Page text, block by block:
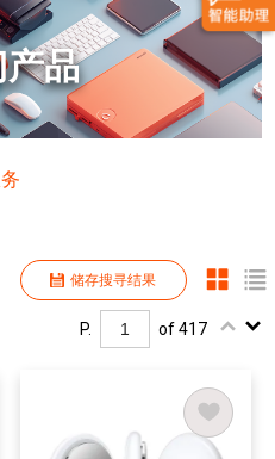
品
储存搜寻结果
P. of 417